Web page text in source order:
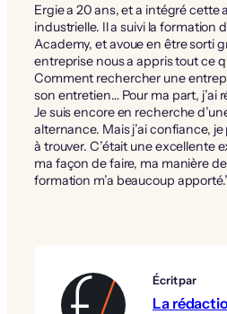
Ergie a 20 ans, et a intégré cette
industrielle. Il a suivi la formation
Academy, et avoue en être sorti
entreprise nous a appris tout ce
Comment rechercher une
son entretien… Pour ma part, j’ai
Je suis encore en recherche
alternance. Mais j’ai confiance,
à trouver. C’était une excellente
ma façon de faire, ma manière
formation m’a beaucoup
Écrit par
La